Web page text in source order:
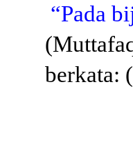
“Pada
berkata: